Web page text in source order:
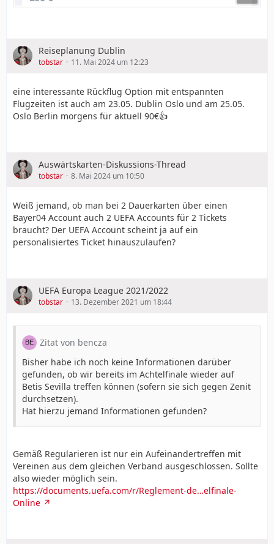
Reiseplanung Dublin
tobstar 11. Mai 2024 um 12:23
eine interessante Rückflug Option mit entspannten
Flugzeiten ist auch am 23.05. Dublin Oslo und am 25.05.
Oslo Berlin morgens für aktuell 90€👍
Auswärtskarten-Diskussions-Thread
tobstar 8. Mai 2024 um 10:50
Weiß jemand, ob man bei 2 Dauerkarten über einen
Bayer04 Account auch 2 UEFA Accounts für 2 Tickets
braucht? Der UEFA Account scheint ja auf ein
personalisiertes Ticket hinauszulaufen?
UEFA Europa League 2021/2022
tobstar 13. Dezember 2021 um 18:44
Zitat von bencza
Bisher habe ich noch keine Informationen darüber
gefunden, ob wir bereits im Achtelfinale wieder auf
Betis Sevilla treffen können (sofern sie sich gegen Zenit
durchsetzen).
Hat hierzu jemand Informationen gefunden?
Gemäß Regularieren ist nur ein Aufeinandertreffen mit
Vereinen aus dem gleichen Verband ausgeschlossen. Sollte
also wieder möglich sein.
https://documents.uefa.com/r/Reglement-de…elfinale-
Online